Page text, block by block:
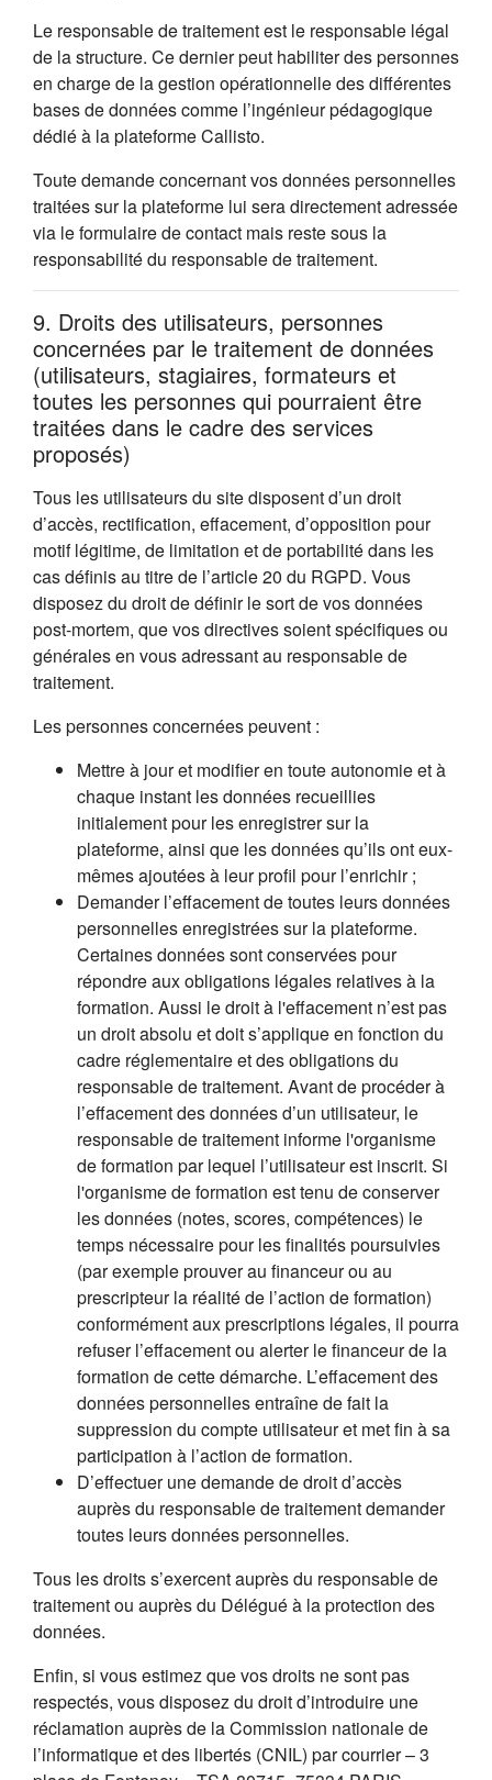
Le responsable de traitement est le responsable légal
de la structure. Ce dernier peut habiliter des personnes
en charge de la gestion opérationnelle des différentes
bases de données comme l’ingénieur pédagogique
dédié à la plateforme Callisto.
Toute demande concernant vos données personnelles
traitées sur la plateforme lui sera directement adressée
via le formulaire de contact mais reste sous la
responsabilité du responsable de traitement.
9. Droits des utilisateurs, personnes
concernées par le traitement de données
(utilisateurs, stagiaires, formateurs et
toutes les personnes qui pourraient être
traitées dans le cadre des services
proposés)
Tous les utilisateurs du site disposent d’un droit
d’accès, rectification, effacement, d’opposition pour
motif légitime, de limitation et de portabilité dans les
cas définis au titre de l’article 20 du RGPD. Vous
disposez du droit de définir le sort de vos données
post-mortem, que vos directives soient spécifiques ou
générales en vous adressant au responsable de
traitement.
Les personnes concernées peuvent :
Mettre à jour et modifier en toute autonomie et à
chaque instant les données recueillies
initialement pour les enregistrer sur la
plateforme, ainsi que les données qu’ils ont eux-
mêmes ajoutées à leur profil pour l’enrichir ;
Demander l’effacement de toutes leurs données
personnelles enregistrées sur la plateforme.
Certaines données sont conservées pour
répondre aux obligations légales relatives à la
formation. Aussi le droit à l'effacement n’est pas
un droit absolu et doit s’applique en fonction du
cadre réglementaire et des obligations du
responsable de traitement. Avant de procéder à
l’effacement des données d’un utilisateur, le
responsable de traitement informe l'organisme
de formation par lequel l’utilisateur est inscrit. Si
l'organisme de formation est tenu de conserver
les données (notes, scores, compétences) le
temps nécessaire pour les finalités poursuivies
(par exemple prouver au financeur ou au
prescripteur la réalité de l’action de formation)
conformément aux prescriptions légales, il pourra
refuser l’effacement ou alerter le financeur de la
formation de cette démarche. L’effacement des
données personnelles entraîne de fait la
suppression du compte utilisateur et met fin à sa
participation à l’action de formation.
D’effectuer une demande de droit d’accès
auprès du responsable de traitement demander
toutes leurs données personnelles.
Tous les droits s’exercent auprès du responsable de
traitement ou auprès du Délégué à la protection des
données.
Enfin, si vous estimez que vos droits ne sont pas
respectés, vous disposez du droit d’introduire une
réclamation auprès de la Commission nationale de
l’informatique et des libertés (CNIL) par courrier – 3